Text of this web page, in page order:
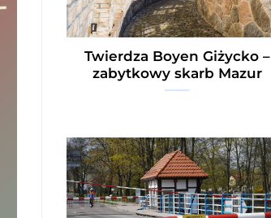
Twierdza Boyen Giżycko –
zabytkowy skarb Mazur